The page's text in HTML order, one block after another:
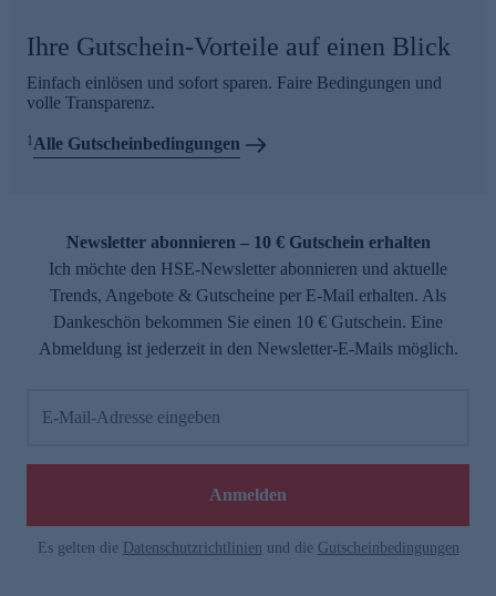
Ihre Gutschein-Vorteile auf einen Blick
Einfach einlösen und sofort sparen. Faire Bedingungen und
volle Transparenz.
1 Alle Gutscheinbedingungen
Newsletter abonnieren – 10 € Gutschein erhalten
Ich möchte den HSE-Newsletter abonnieren und aktuelle
Trends, Angebote & Gutscheine per E-Mail erhalten. Als
Dankeschön bekommen Sie einen 10 € Gutschein. Eine
Abmeldung ist jederzeit in den Newsletter-E-Mails möglich.
E-Mail-Adresse eingeben
Anmelden
Es gelten die Datenschutzrichtlinien und die Gutscheinbedingungen